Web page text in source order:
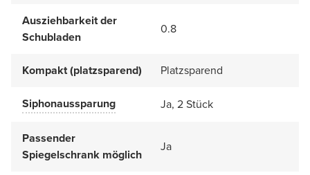
Ausziehbarkeit der
Schubladen
0.8
Kompakt (platzsparend) Platzsparend
Siphonaussparung Ja, 2 Stück
Passender
Spiegelschrank möglich
Ja